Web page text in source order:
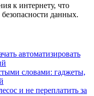
к интернету, что
данных.
автоматизировать
словами: гаджеты,
и не переплатить за